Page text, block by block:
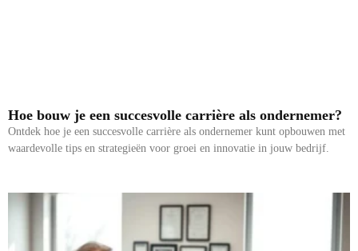
Hoe bouw je een succesvolle carrière als ondernemer?
Ontdek hoe je een succesvolle carrière als ondernemer kunt opbouwen met
waardevolle tips en strategieën voor groei en innovatie in jouw bedrijf.